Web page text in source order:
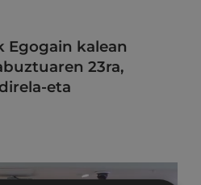
Egogain kalean
23ra,
eta